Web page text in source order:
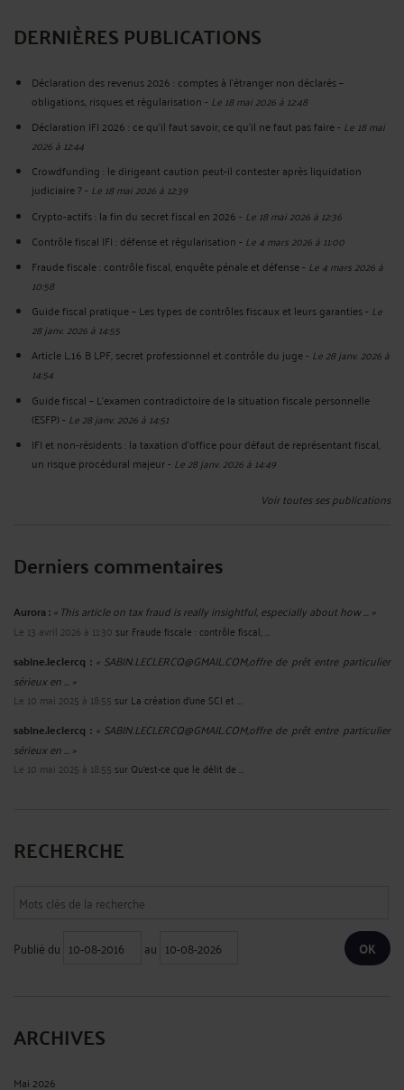
DERNIÈRES PUBLICATIONS
Déclaration des revenus 2026 : comptes à l’étranger non déclarés –
obligations, risques et régularisation- Le 18 mai 2026 à 12:48
Déclaration IFI 2026 : ce qu'il faut savoir, ce qu'il ne faut pas faire- Le 18 mai
2026 à 12:44
Crowdfunding : le dirigeant caution peut-il contester après liquidation
judiciaire ?- Le 18 mai 2026 à 12:39
Crypto-actifs : la fin du secret fiscal en 2026- Le 18 mai 2026 à 12:36
Contrôle fiscal IFI : défense et régularisation- Le 4 mars 2026 à 11:00
Fraude fiscale : contrôle fiscal, enquête pénale et défense- Le 4 mars 2026 à
10:58
Guide fiscal pratique – Les types de contrôles fiscaux et leurs garanties- Le
28 janv. 2026 à 14:55
Article L.16 B LPF, secret professionnel et contrôle du juge- Le 28 janv. 2026 à
14:54
Guide fiscal – L’examen contradictoire de la situation fiscale personnelle
(ESFP)- Le 28 janv. 2026 à 14:51
IFI et non-résidents : la taxation d'office pour défaut de représentant fiscal,
un risque procédural majeur- Le 28 janv. 2026 à 14:49
Voir toutes ses publications
Derniers commentaires
Aurora :« This article on tax fraud is really insightful, especially about how ... »
Le 13 avril 2026 à 11:30 sur Fraude fiscale : contrôle fiscal, ...
sabine.leclercq : « SABIN.LECLERCQ@GMAIL.COM,offre de prêt entre particulier
sérieux en ... »
Le 10 mai 2025 à 18:55 sur La création d’une SCI et ...
sabine.leclercq : « SABIN.LECLERCQ@GMAIL.COM,offre de prêt entre particulier
sérieux en ... »
Le 10 mai 2025 à 18:55 sur Qu’est-ce que le délit de ...
RECHERCHE
Publié du au
ARCHIVES
Mai 2026